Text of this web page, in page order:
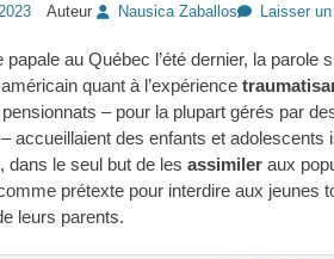
Auteur Nausica Zaballos Laisser
au Québec l’été dernier, la parole
quant à l’expérience
– pour la plupart gérés par
accueillaient des enfants et adolescents
dans le seul but de les assimiler aux
prétexte pour interdire aux jeunes
leurs parents.